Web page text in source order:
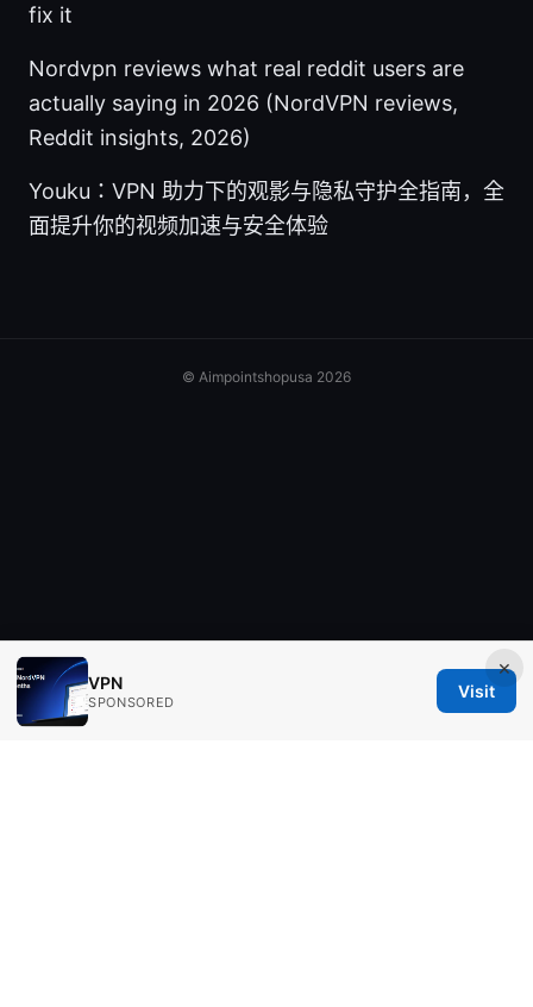
fix it
Nordvpn reviews what real reddit users are
actually saying in 2026 (NordVPN reviews,
Reddit insights, 2026)
Youku：VPN 助力下的观影与隐私守护全指南，全
面提升你的视频加速与安全体验
×
VPN
SPONSORED
Visit
© Aimpointshopusa 2026